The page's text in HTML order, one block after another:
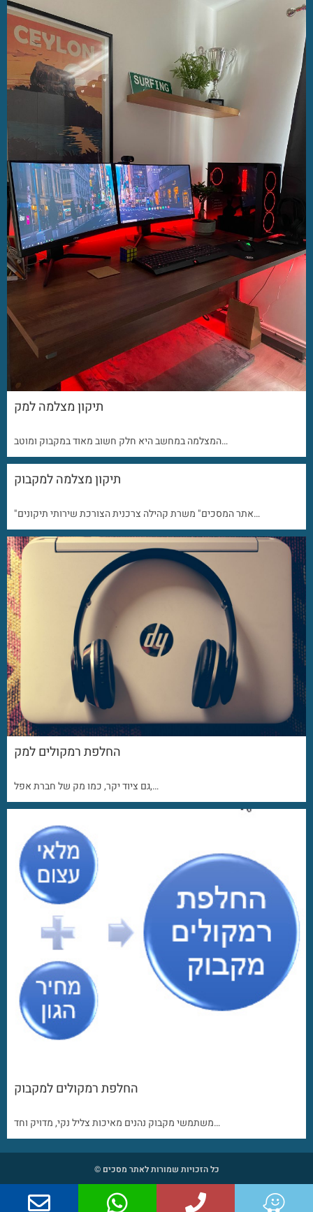
תיקון מצלמה למק
המצלמה במחשב היא חלק חשוב מאוד במקבוק ומוטב…
תיקון מצלמה למקבוק
"אתר המסכים" משרת קהילה צרכנית הצורכת שירותי תיקונים…
החלפת רמקולים למק
גם ציוד יקר, כמו מק של חברת אפל,…
החלפת רמקולים למקבוק
משתמשי מקבוק נהנים מאיכות צליל נקי, מדויק וחד…
כל הזכויות שמורות לאתר מסכים ©